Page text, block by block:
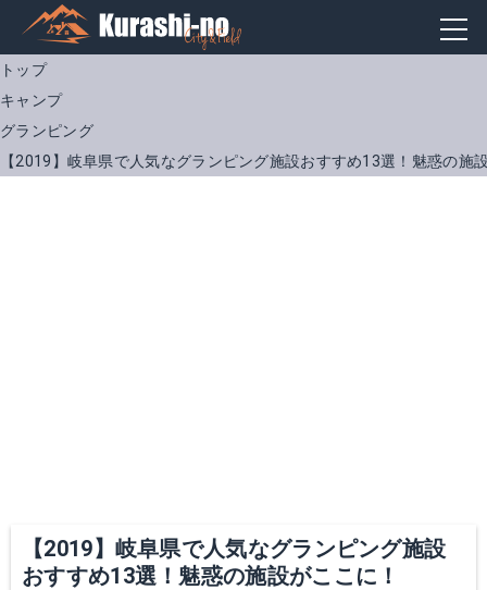
トップ
キャンプ
グランピング
【2019】岐阜県で人気なグランピング施設おすすめ13選！魅惑の施
【2019】岐阜県で人気なグランピング施設
おすすめ13選！魅惑の施設がここに！